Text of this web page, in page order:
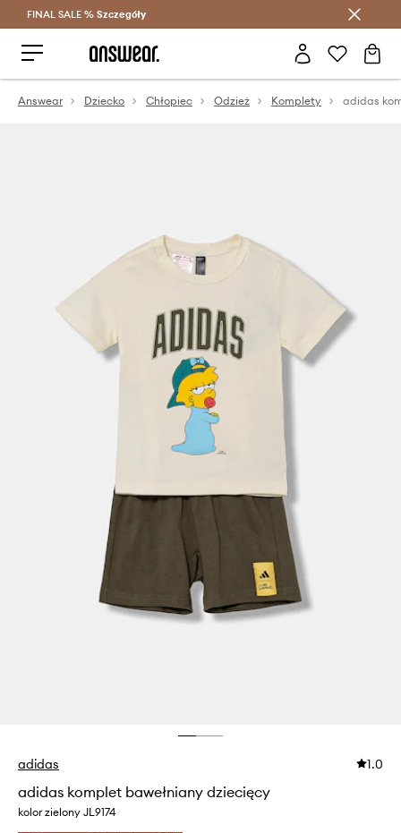
Oszczędzaj z Answear Club >
FINAL SALE % Szczegóły
Answear Dziecko Chłopiec Odzież Komplety
adidas 1.0
adidas komplet bawełniany dziecięcy
kolor zielony JL9174